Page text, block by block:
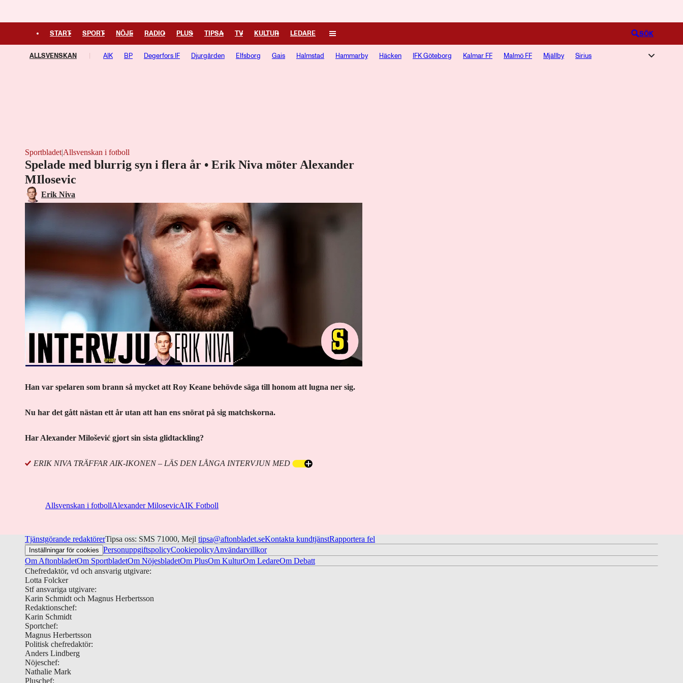
START SPORT NÖJE RADIO PLUS TIPSA TV KULTUR LEDARE SÖK
ALLSVENSKAN AIK BP Degerfors IF Djurgården Elfsborg Gais Halmstad Hammarby Häcken IFK Göteborg Kalmar FF Malmö FF Mjällby Sirius
Sportbladet|Allsvenskan i fotboll
Spelade med blurrig syn i flera år • Erik Niva möter Alexander
MIlosevic
Erik Niva
Han var spelaren som brann så mycket att Roy Keane behövde säga till honom att lugna ner sig.
Nu har det gått nästan ett år utan att han ens snörat på sig matchskorna.
Har Alexander Milošević gjort sin sista glidtackling?
ERIK NIVA TRÄFFAR AIK-IKONEN – LÄS DEN LÅNGA INTERVJUN MED
Allsvenskan i fotbollAlexander MilosevicAIK Fotboll
Tjänstgörande redaktörerTipsa oss: SMS 71000, Mejl tipsa@aftonbladet.seKontakta kundtjänstRapportera fel
Inställningar för cookies PersonuppgiftspolicyCookiepolicyAnvändarvillkor
Om AftonbladetOm SportbladetOm NöjesbladetOm PlusOm KulturOm LedareOm Debatt
Chefredaktör, vd och ansvarig utgivare:
Lotta Folcker
Stf ansvariga utgivare:
Karin Schmidt och Magnus Herbertsson
Redaktionschef:
Karin Schmidt
Sportchef:
Magnus Herbertsson
Politisk chefredaktör:
Anders Lindberg
Nöjeschef:
Nathalie Mark
Pluschef: